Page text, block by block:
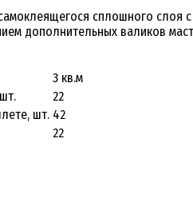
сплошного слоя с
дополнительных валиков
3 кв.м
22
шт. 42
22